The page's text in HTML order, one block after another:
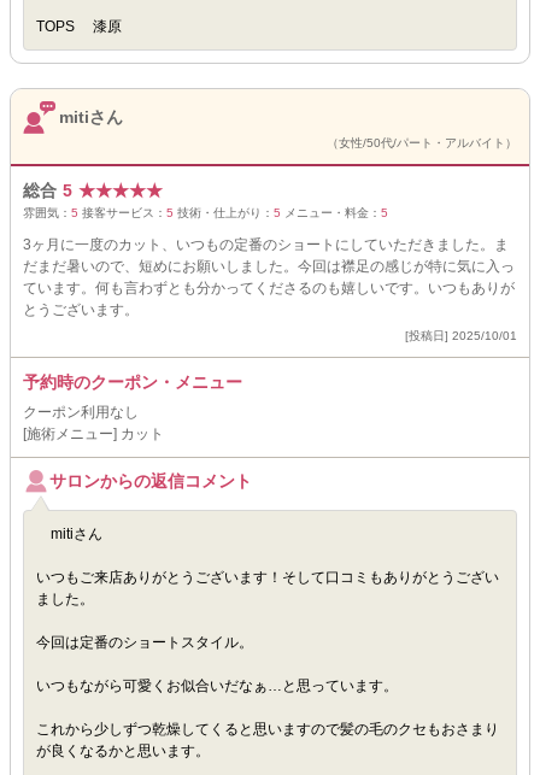
TOPS 漆原
mitiさん
（女性/50代/パート・アルバイト）
総合 5 ★★★★★
雰囲気： 5 接客サービス： 5 技術・仕上がり： 5 メニュー・料金： 5
3ヶ月に一度のカット、いつもの定番のショートにしていただきました。ま
だまだ暑いので、短めにお願いしました。今回は襟足の感じが特に気に入っ
ています。何も言わずとも分かってくださるのも嬉しいです。いつもありが
とうございます。
[投稿日] 2025/10/01
予約時のクーポン・メニュー
クーポン利用なし
[施術メニュー] カット
サロンからの返信コメント
mitiさん
いつもご来店ありがとうございます！そして口コミもありがとうござい
ました。
今回は定番のショートスタイル。
いつもながら可愛くお似合いだなぁ…と思っています。
これから少しずつ乾燥してくると思いますので髪の毛のクセもおさまり
が良くなるかと思います。